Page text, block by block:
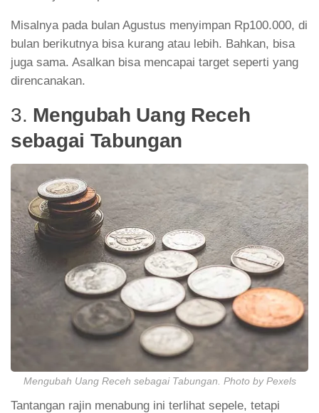
Misalnya pada bulan Agustus menyimpan Rp100.000, di
bulan berikutnya bisa kurang atau lebih. Bahkan, bisa
juga sama. Asalkan bisa mencapai target seperti yang
direncanakan.
3. Mengubah Uang Receh
sebagai Tabungan
Mengubah Uang Receh sebagai Tabungan. Photo by Pexels
Tantangan rajin menabung ini terlihat sepele, tetapi